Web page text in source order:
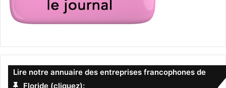
Lire notre annuaire des entreprises francophones de
Floride (cliquez):